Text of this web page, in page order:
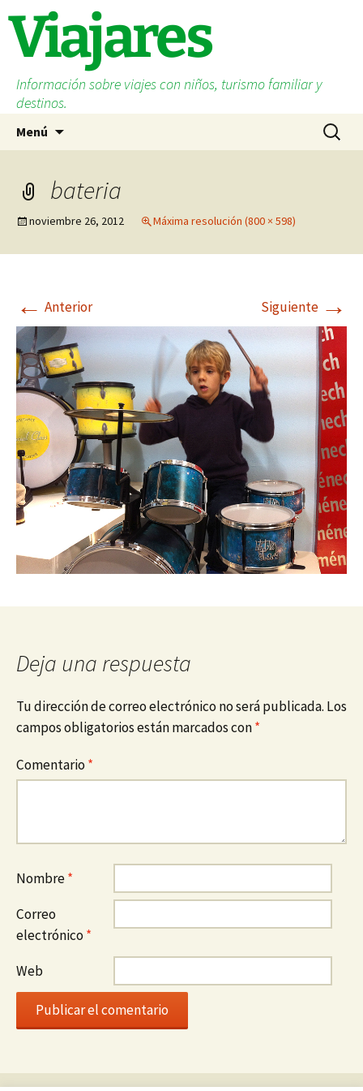
contenido
Viajares
Información sobre viajes con niños, turismo familiar y
destinos.
Menú Buscar:
bateria
noviembre 26, 2012 Máxima resolución (800 × 598)
← Anterior Siguiente →
Deja una respuesta
Tu dirección de correo electrónico no será publicada. Los
campos obligatorios están marcados con*
Comentario*
Nombre*
Correo
electrónico*
Web